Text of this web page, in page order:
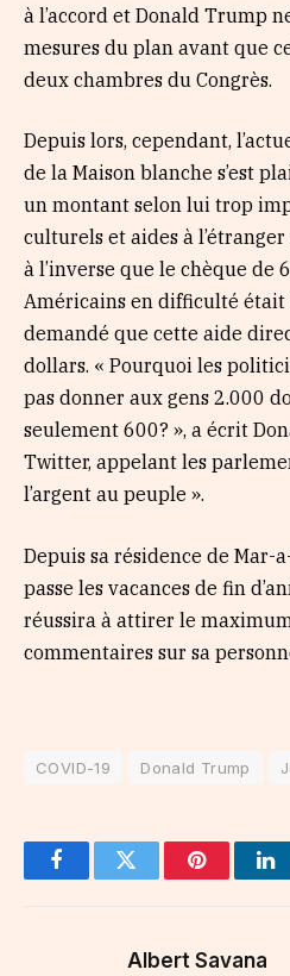
à l’accord et Donald Trump
mesures du plan avant que
deux chambres du Congrès.
Depuis lors, cependant,
de la Maison blanche s’est
un montant selon lui trop
culturels et aides à
à l’inverse que le chèque de
Américains en difficulté était
demandé que cette aide
dollars. « Pourquoi les
pas donner aux gens 2.000
seulement 600? », a écrit
Twitter, appelant les
l’argent au peuple ».
Depuis sa résidence de Mar-
passe les vacances de fin
réussira à attirer le
commentaires sur sa
COVID-19 Donald Trump
FacebookTwitter Pinterest
Albert Savana